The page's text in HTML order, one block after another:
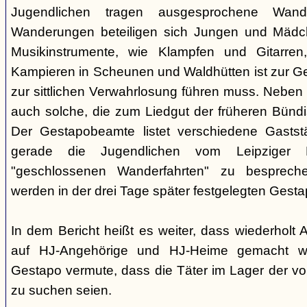
Jugendlichen tragen ausgesprochene
Wanderungen beteiligen sich Jungen und
Musikinstrumente, wie Klampfen und
Kampieren in Scheunen und Waldhütten ist zur
zur sittlichen Verwahrlosung führen muss.
auch solche, die zum Liedgut der früheren
Der Gestapobeamte listet verschiedene
gerade die Jugendlichen vom
"geschlossenen Wanderfahrten" zu
werden in der drei Tage später festgelegten
In dem Bericht heißt es weiter, dass wiederholt
auf HJ-Angehörige und HJ-Heime gemacht
Gestapo vermute, dass die Täter im Lager der
zu suchen seien.